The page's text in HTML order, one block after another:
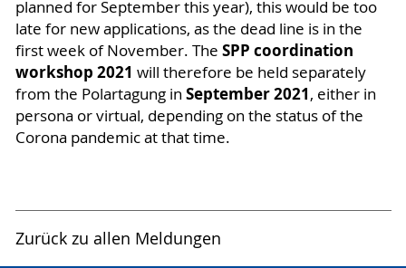
planned for September this year), this would be too
late for new applications, as the dead line is in the
first week of November. The SPP coordination
workshop 2021 will therefore be held separately
from the Polartagung in September 2021, either in
persona or virtual, depending on the status of the
Corona pandemic at that time.
Zurück zu allen Meldungen